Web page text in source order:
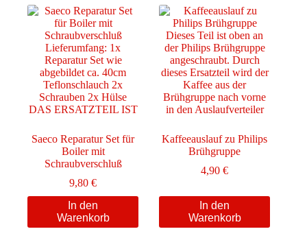
auf.
Die
Optionen
können
auf
der
Produktseite
gewählt
werden
Saeco Reparatur Set für
Boiler mit
Schraubverschluß
9,80€
In den
Warenkorb
Kaffeeauslauf zu Philips
Brühgruppe
4,90€
In den
Warenkorb